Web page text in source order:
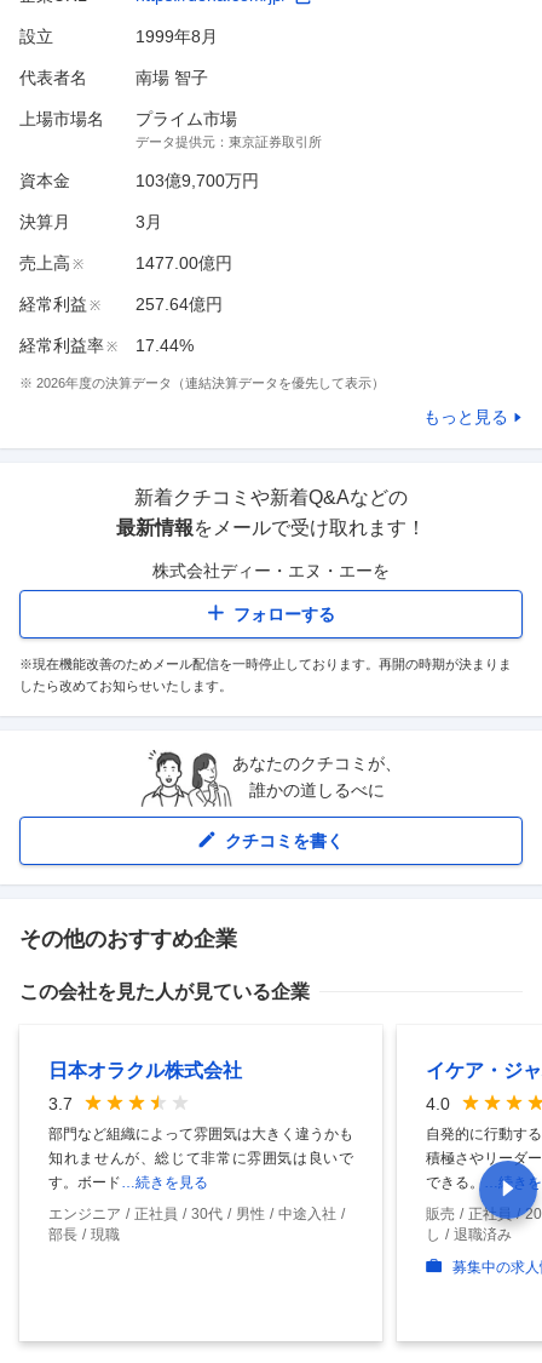
設立 1999年8月
代表者名 南場 智子
上場市場名 プライム市場
データ提供元： 東京証券取引所
資本金 103億9,700万円
決算月 3 月
売上高 ※ 1477.00億円
経常利益 ※ 257.64億円
経常利益率※ 17.44%
※ 2026年度の決算データ（連結決算データを優先して表示）
もっと見る
新着クチコミや新着Q&Aなどの
最新情報をメールで受け取れます！
株式会社ディー・エヌ・エーを
フォローする
※現在機能改善のためメール配信を一時停止しております。再開の時期が決まりま
したら改めてお知らせいたします。
あなたのクチコミが、
誰かの道しるべに
クチコミを書く
その他のおすすめ企業
この会社を見た人が見ている企業
日本オラクル株式会社
3.7
部門など組織によって雰囲気は大きく違うかも
知れませんが、総じて非常に雰囲気は良いで
す。ボード …続きを見る
エンジニア
正社員 30代 男性
中途入社
部長
現職
イケア・ジ
4.0
自発的に行動す
積極さやリーダ
できる。 …続き
販売
正社員
し
退職済み
募集中の求